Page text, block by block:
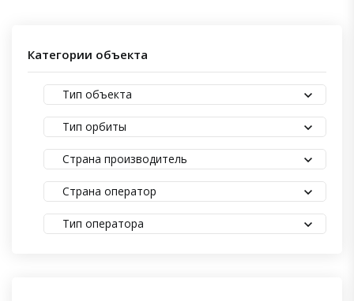
Категории объекта
Тип объекта
Тип орбиты
Страна производитель
Страна оператор
Тип оператора